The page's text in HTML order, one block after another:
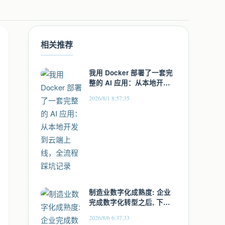
相关推荐
我用 Docker 部署了一套完
整的 AI 应用：从本地开发
录
2026/8/1 8:57:35
制造业数字化成熟度: 企业
完成数字化转型之后, 下一
2026/8/6 6:37:33